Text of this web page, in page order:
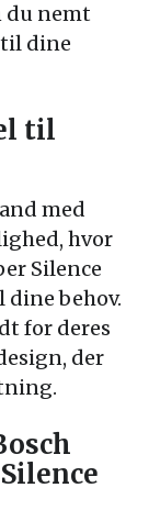
du nemt
dine
til
med
hvor
Silence
behov.
for deres
der